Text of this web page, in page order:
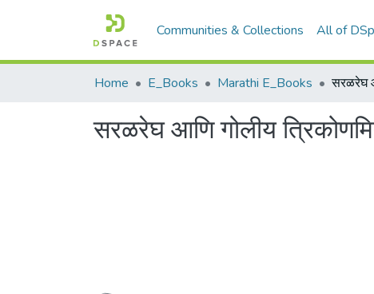
Communities & Collections All of
Home E_Books Marathi E_Books सरळरेघ
सरळरेघ आणि गोलीय